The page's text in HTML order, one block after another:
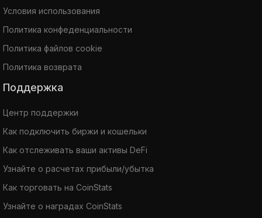
Условия использования
Политика конфеденциальности
Политика файлов cookie
Политика возврата
Поддержка
Центр поддержки
Как подключить биржи и кошельки
Как отслеживать ваши активы DeFi
Узнайте о расчетах прибыли/убытка
Как торговать на CoinStats
Узнайте о наградах CoinStats